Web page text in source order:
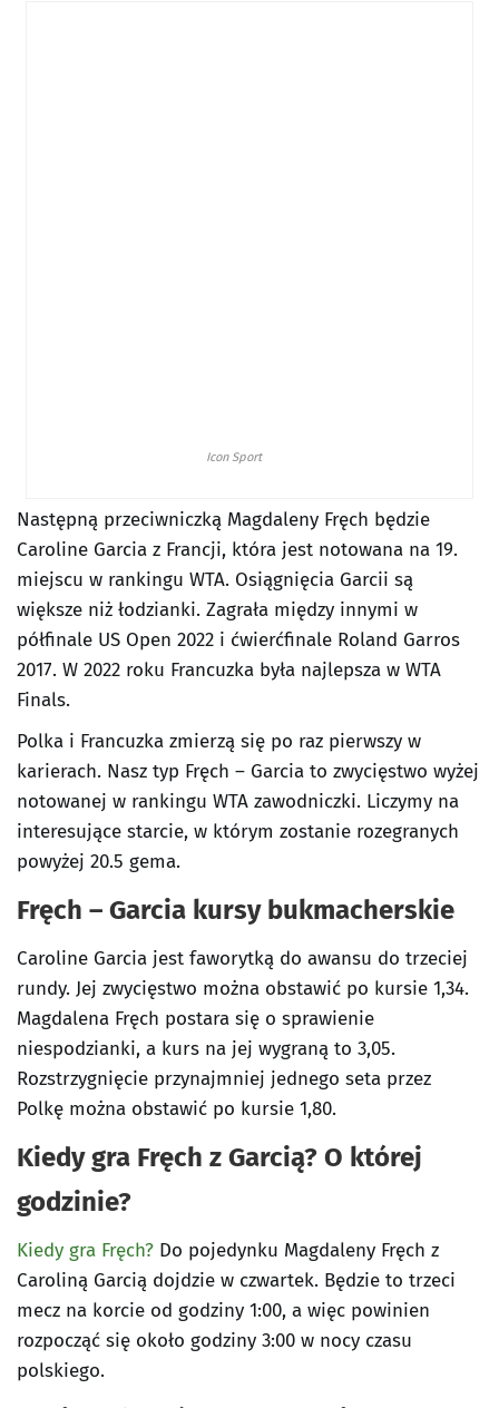
Icon Sport
Następną przeciwniczką Magdaleny Fręch będzie
Caroline Garcia z Francji, która jest notowana na 19.
miejscu w rankingu WTA. Osiągnięcia Garcii są
większe niż łodzianki. Zagrała między innymi w
półfinale US Open 2022 i ćwierćfinale Roland Garros
2017. W 2022 roku Francuzka była najlepsza w WTA
Finals.
Polka i Francuzka zmierzą się po raz pierwszy w
karierach. Nasz typ Fręch – Garcia to zwycięstwo wyżej
notowanej w rankingu WTA zawodniczki. Liczymy na
interesujące starcie, w którym zostanie rozegranych
powyżej 20.5 gema.
Fręch – Garcia kursy bukmacherskie
Caroline Garcia jest faworytką do awansu do trzeciej
rundy. Jej zwycięstwo można obstawić po kursie 1,34.
Magdalena Fręch postara się o sprawienie
niespodzianki, a kurs na jej wygraną to 3,05.
Rozstrzygnięcie przynajmniej jednego seta przez
Polkę można obstawić po kursie 1,80.
Kiedy gra Fręch z Garcią? O której
godzinie?
Kiedy gra Fręch? Do pojedynku Magdaleny Fręch z
Caroliną Garcią dojdzie w czwartek. Będzie to trzeci
mecz na korcie od godziny 1:00, a więc powinien
rozpocząć się około godziny 3:00 w nocy czasu
polskiego.